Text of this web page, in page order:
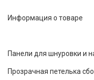
Информация о товаре
Панели для шнуровки и
Прозрачная петелька